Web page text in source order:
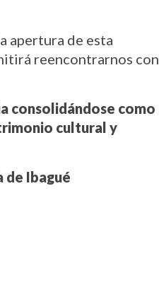
apertura de esta
reencontrarnos con
consolidándose como
cultural y
de Ibagué